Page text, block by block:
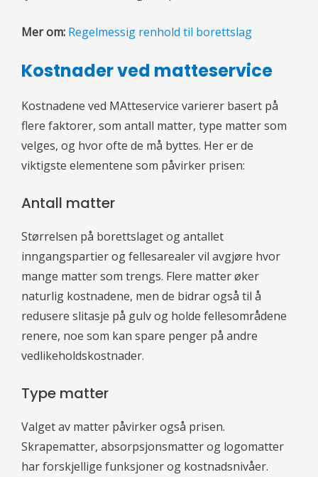
Mer om: Regelmessig renhold til borettslag
Kostnader ved matteservice
Kostnadene ved MAtteservice varierer basert på
flere faktorer, som antall matter, type matter som
velges, og hvor ofte de må byttes. Her er de
viktigste elementene som påvirker prisen:
Antall matter
Størrelsen på borettslaget og antallet
inngangspartier og fellesarealer vil avgjøre hvor
mange matter som trengs. Flere matter øker
naturlig kostnadene, men de bidrar også til å
redusere slitasje på gulv og holde fellesområdene
renere, noe som kan spare penger på andre
vedlikeholdskostnader.
Type matter
Valget av matter påvirker også prisen.
Skrapematter, absorpsjonsmatter og logomatter
har forskjellige funksjoner og kostnadsnivåer.